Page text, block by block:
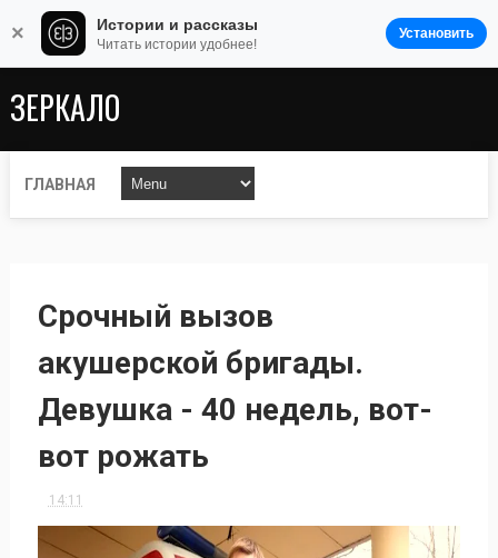
ЗЕРКАЛО
ГЛАВНАЯ
Срочный вызов
акушерской бригады.
Девушка - 40 недель, вот-
вот рожать
14:11
× Истории и рассказы
Читать истории удобнее!
Установить